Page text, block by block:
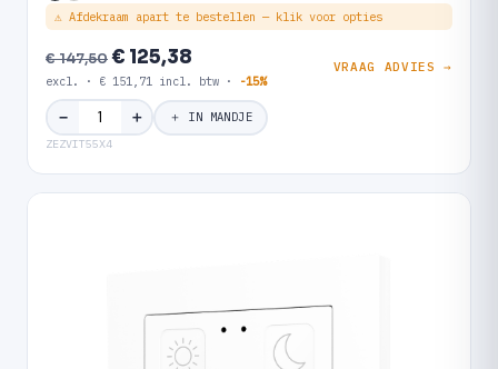
⚠ Afdekraam apart te bestellen — klik voor opties
€ 147,50€ 125,38
excl. · € 151,71 incl. btw · -15%
VRAAG ADVIES →
− ＋ ＋ IN MANDJE
ZEZVIT55X4